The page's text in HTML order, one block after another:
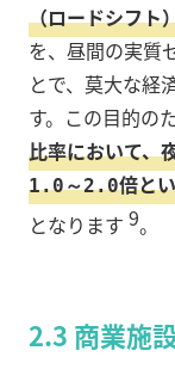
（ロードシフト
を、昼間の実質
とで、莫大な経
す。この目的の
比率において、
1.0～2.0倍と
となります 9。
2.3 商業施